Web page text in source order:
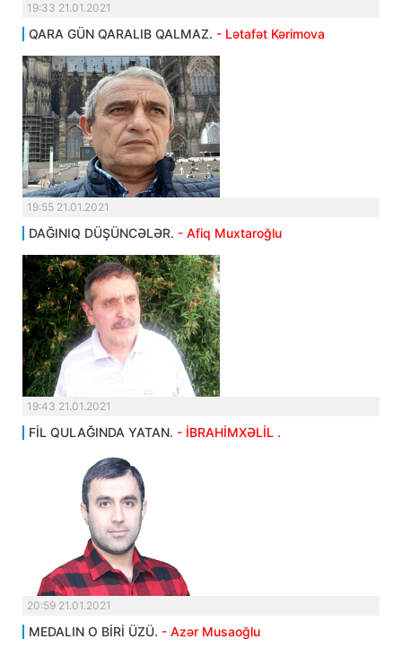
19:33 21.01.2021
QARA GÜN QARALIB QALMAZ. - Lətafət Kərimova
19:55 21.01.2021
DAĞINIQ DÜŞÜNCƏLƏR. - Afiq Muxtaroğlu
19:43 21.01.2021
FİL QULAĞINDA YATAN. - İBRAHİMXƏLİL .
20:59 21.01.2021
MEDALIN O BİRİ ÜZÜ. - Azər Musaoğlu